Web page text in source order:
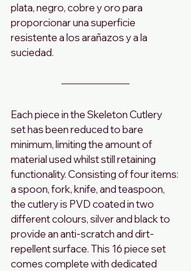
plata, negro, cobre y oro para
proporcionar una superficie
resistente a los arañazos y a la
suciedad.
Each piece in the Skeleton Cutlery
set has been reduced to bare
minimum, limiting the amount of
material used whilst still retaining
functionality. Consisting of four items:
a spoon, fork, knife, and teaspoon,
the cutlery is PVD coated in two
different colours, silver and black to
provide an anti-scratch and dirt-
repellent surface. This 16 piece set
comes complete with dedicated